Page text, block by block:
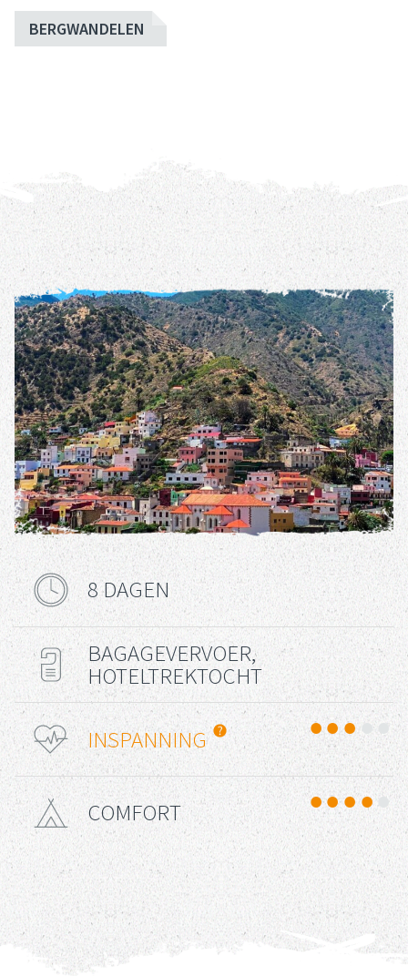
BERGWANDELEN
REIS DETAILS
Reisduur
8 DAGEN
Reis Type
BAGAGEVERVOER,
HOTELTREKTOCHT
Uitdaging
INSPANNING
Comfort
COMFORT